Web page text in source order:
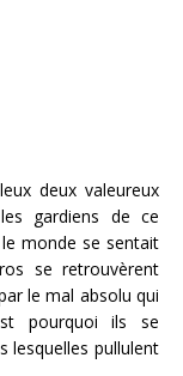
deux valeureux
gardiens de ce
monde se sentait
se retrouvèrent
le mal absolu qui
pourquoi ils se
lesquelles pullulent